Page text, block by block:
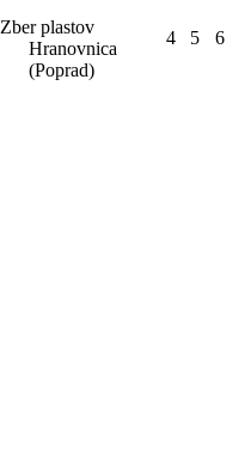
Zber plastov
Hranovnica
(Poprad)
4 5 6